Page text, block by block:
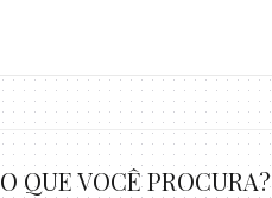
O QUE VOCÊ PROCURA?